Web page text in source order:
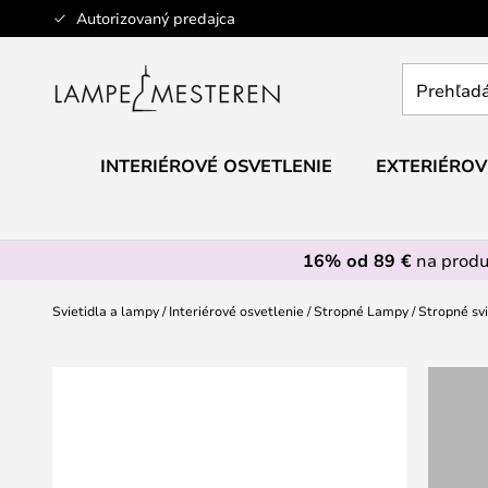
Autorizovaný predajca
Skip
to
obchod
INTERIÉROVÉ OSVETLENIE
16% od 89 €na
Svietidla a lampy Interiérové osvetlenie Stropné Lampy Stropné